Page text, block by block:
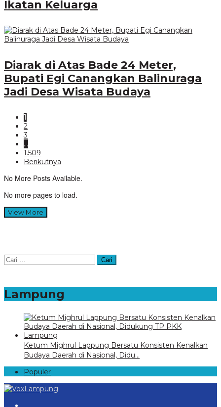
Ikatan Keluarga
Diarak di Atas Bade 24 Meter,
Bupati Egi Canangkan Balinuraga
Jadi Desa Wisata Budaya
1
2
3
…
1.509
Berikutnya
No More Posts Available.
No more pages to load.
View More
Cari
untuk:
Lampung
Ketum Mighrul Lappung Bersatu Konsisten Kenalkan
Budaya Daerah di Nasional, Didu…
Populer